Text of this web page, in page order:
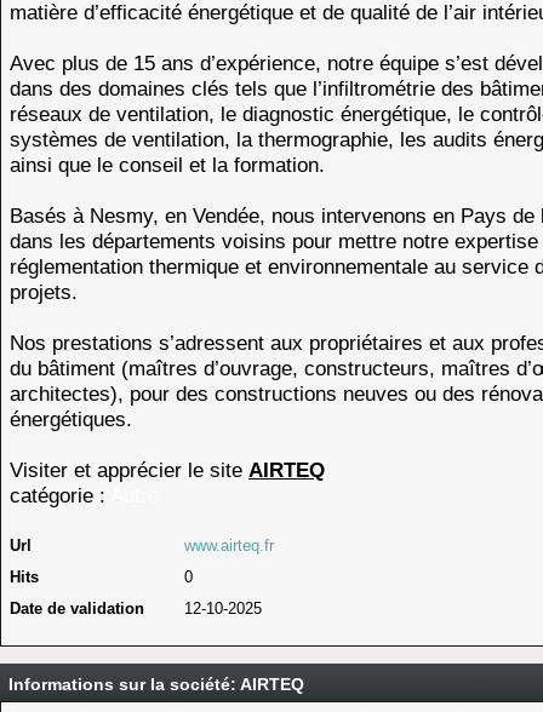
matière d’efficacité énergétique et de qualité de l’air
Avec plus de 15 ans d’expérience, notre équipe s’est
dans des domaines clés tels que l’infiltrométrie des
réseaux de ventilation, le diagnostic énergétique, le
systèmes de ventilation, la thermographie, les audits
ainsi que le conseil et la formation.
Basés à Nesmy, en Vendée, nous intervenons en Pays de
dans les départements voisins pour mettre notre expertise
réglementation thermique et environnementale au service
projets.
Nos prestations s’adressent aux propriétaires et aux
du bâtiment (maîtres d’ouvrage, constructeurs, maîtres
architectes), pour des constructions neuves ou des
énergétiques.
Visiter et apprécier le site AIRTEQ
catégorie :
Url
www.airteq.fr
Hits
0
Date de validation
12-10-2025
Informations sur la société: AIRTEQ